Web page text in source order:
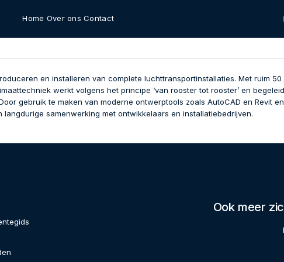
Home Over ons Contact
en installeren van complete luchttransportinstallaties. Met ruim
werkt volgens het principe ‘van rooster tot rooster’ en
gebruik te maken van moderne ontwerptools zoals AutoCAD en Revit
samenwerking met ontwikkelaars en installatiebedrijven.
Ook meer